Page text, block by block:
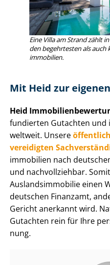
Eine Villa am Strand zählt
den begehrtesten als
im­mo­bi­li­en.
Mit Heid zur
Heid
fundierten Gutachten und
weltweit. Unsere
vereidigten
im­mo­bi­li­en nach
und nachvollziehbar.
Aus­lands­im­mo­bi­lie einen
deutschen Finanzamt,
Gericht anerkannt wird.
Gutachten rein für Ihre
nung.